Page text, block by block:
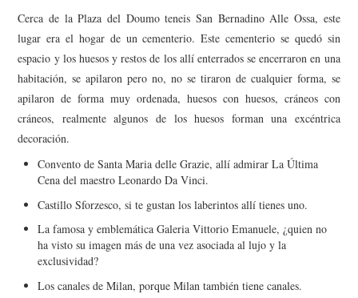
Cerca de la Plaza del Doumo teneis San Bernadino Alle Ossa, este
lugar era el hogar de un cementerio. Este cementerio se quedó sin
espacio y los huesos y restos de los allí enterrados se encerraron en una
habitación, se apilaron pero no, no se tiraron de cualquier forma, se
apilaron de forma muy ordenada, huesos con huesos, cráneos con
cráneos, realmente algunos de los huesos forman una excéntrica
decoración.
Convento de Santa Maria delle Grazie, allí admirar La Última
Cena del maestro Leonardo Da Vinci.
Castillo Sforzesco, si te gustan los laberintos allí tienes uno.
La famosa y emblemática Galeria Vittorio Emanuele, ¿quien no
ha visto su imagen más de una vez asociada al lujo y la
exclusividad?
Los canales de Milan, porque Milan también tiene canales.